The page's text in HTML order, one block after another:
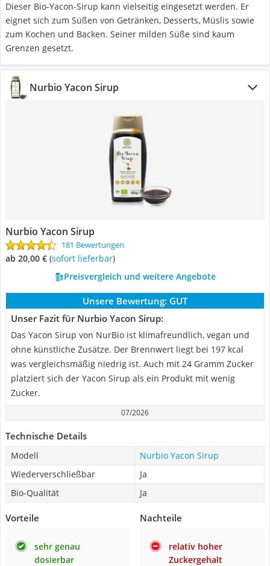
Dieser Bio-Yacon-Sirup kann vielseitig eingesetzt werden. Er
eignet sich zum Süßen von Getränken, Desserts, Müslis sowie
zum Kochen und Backen. Seiner milden Süße sind kaum
Grenzen gesetzt.
Nurbio Yacon Sirup
Nurbio Yacon Sirup
181 Bewertungen
ab 20,00 € ( Sofort lieferbar)
Preisvergleich und weitere Angebote
Unsere Bewertung: GUT
Unser Fazit für Nurbio Yacon Sirup:
Das Yacon Sirup von NurBio ist klimafreundlich, vegan und
ohne künstliche Zusätze. Der Brennwert liegt bei 197 kcal
was vergleichsmäßig niedrig ist. Auch mit 24 Gramm Zucker
platziert sich der Yacon Sirup als ein Produkt mit wenig
Zucker.
07/2026
Technische Details
Modell
Nurbio Yacon Sirup
Wiederverschließbar
Ja
Bio-Qualität
Ja
Vorteile
sehr genau
dosierbar
Nachteile
relativ hoher
Zuckergehalt